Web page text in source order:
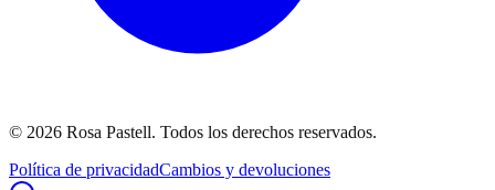
© 2026 Rosa Pastell. Todos los derechos reservados.
Política de privacidadCambios y devoluciones